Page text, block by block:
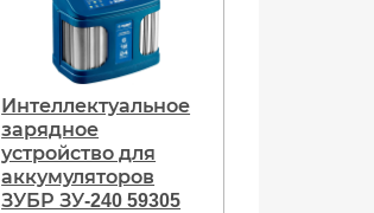
Интеллектуальное
зарядное
устройство для
аккумуляторов
ЗУБР ЗУ-240 59305